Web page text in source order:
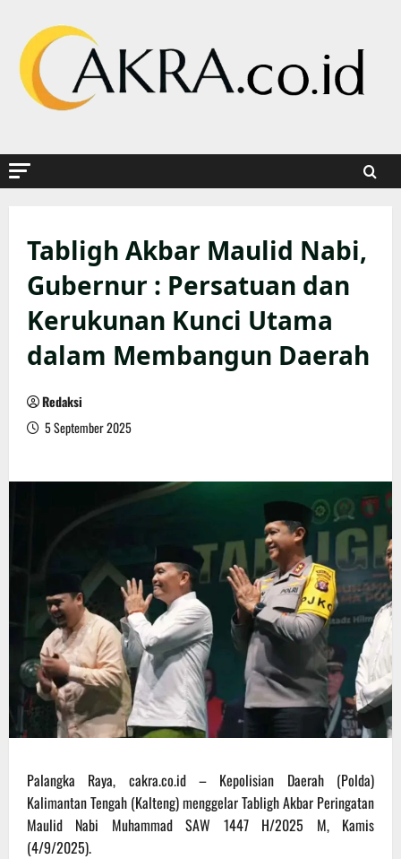
content
Tabligh Akbar Maulid Nabi,
Gubernur : Persatuan dan
Kerukunan Kunci Utama
dalam Membangun Daerah
Redaksi
5 September 2025
Palangka Raya, cakra.co.id – Kepolisian Daerah (Polda)
Kalimantan Tengah (Kalteng) menggelar Tabligh Akbar Peringatan
Maulid Nabi Muhammad SAW 1447 H/2025 M, Kamis
(4/9/2025).